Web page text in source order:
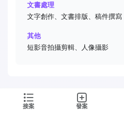
接案 發案
文書處理
文字創作、文書排版、稿件撰寫
其他
短影音拍攝剪輯、人像攝影